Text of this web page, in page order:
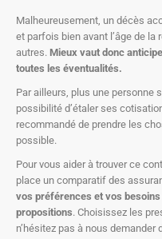
Malheureusement, un décès
et parfois bien avant l’âge de la
autres. Mieux vaut donc
toutes les éventualités.
Par ailleurs, plus une personne
possibilité d’étaler ses
recommandé de prendre les
possible.
Pour vous aider à trouver ce
place un comparatif des
vos préférences et vos
propositions. Choisissez les
n’hésitez pas à nous demander